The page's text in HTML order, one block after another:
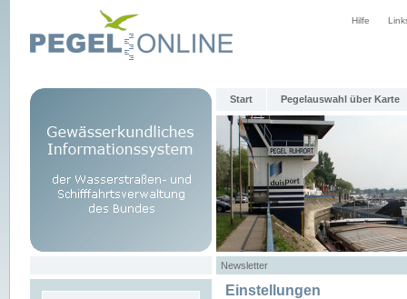
Hilfe
Start Pegelauswahl über Karte
Newsletter
Einstellungen